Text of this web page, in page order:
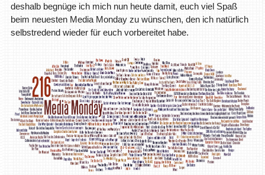
deshalb begnüge ich mich nun heute damit, euch viel Spaß
beim neuesten Media Monday zu wünschen, den ich natürlich
selbstredend wieder für euch vorbereitet habe.